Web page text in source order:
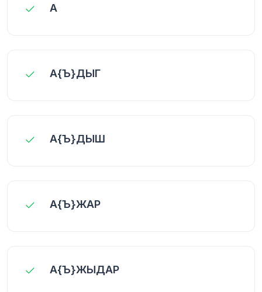
А
А{Ъ}ДЫГ
А{Ъ}ДЫШ
А{Ъ}ЖАР
А{Ъ}ЖЫДАР